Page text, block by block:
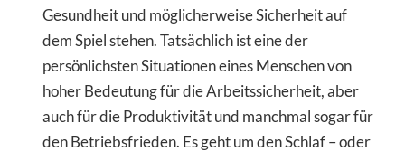
Gesundheit und möglicherweise Sicherheit auf
dem Spiel stehen. Tatsächlich ist eine der
persönlichsten Situationen eines Menschen von
hoher Bedeutung für die Arbeitssicherheit, aber
auch für die Produktivität und manchmal sogar für
den Betriebsfrieden. Es geht um den Schlaf – oder